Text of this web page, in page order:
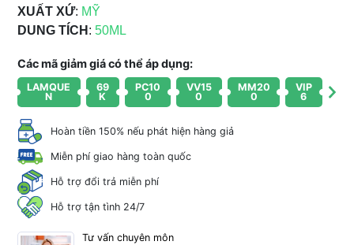
XUẤT XỨ: MỸ
DUNG TÍCH: 50ML
Các mã giảm giá có thể áp dụng:
LAMQUE
N
69
K
PC10
0
VV15
0
MM20
0
VIP
6
Hoàn tiền 150% nếu phát hiện hàng giả
Miễn phí giao hàng toàn quốc
Hỗ trợ đổi trả miễn phí
Hỗ trợ tận tình 24/7
Tư vấn chuyên môn